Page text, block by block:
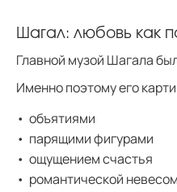
Шагал: любовь как
Главной музой Шагала
Именно поэтому его
объятиями
парящими фигурами
ощущением счастья
романтической